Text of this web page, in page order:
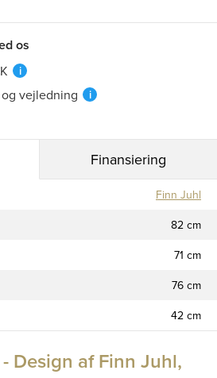
os
i
vejledning i
Finansiering
Finn Juhl
82 cm
71 cm
76 cm
42 cm
Design af Finn Juhl,